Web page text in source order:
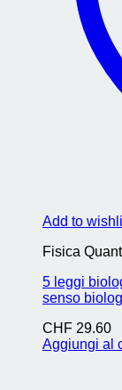
Add to
Fisica
5 leggi
senso
CHF 29.60
Aggiungi al